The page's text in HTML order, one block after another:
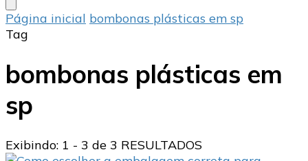
Página inicial bombonas plásticas em sp
Tag
bombonas plásticas em
sp
Exibindo: 1 - 3 de 3 RESULTADOS